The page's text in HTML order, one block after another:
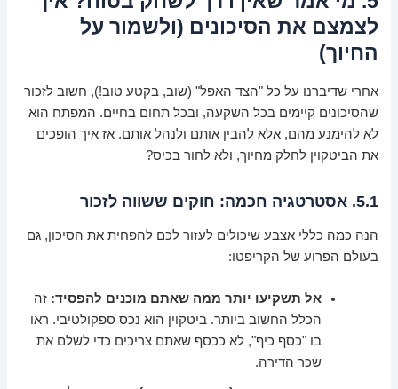
לצמצם את הסיכונים (ולשמור על
החיוך)
אחרי שדיברנו על כל "הצד האפל" (שוב, בקטע טוב!), חשוב לזכור
שהסיכונים קיימים בכל השקעה, ובכל תחום בחיים. המפתח הוא
לא להימנע מהם, אלא להבין אותם ולנהל אותם. אז איך הופכים
את הביטקוין לחלק מחיוך, ולא לחור בכיס?
5.1. אסטרטגיה חכמה: חוקים ששווה לזכור
הנה כמה כללי אצבע שיכולים לעזור לכם להפחית את הסיכון, גם
בעולם הפרוע של הקריפטו:
אל תשקיעו יותר ממה שאתם מוכנים להפסיד: זה
הכלל החשוב ביותר. ביטקוין הוא נכס ספקולטיבי. ראו
בו "כסף כיף", לא ככסף שאתם צריכים כדי לשלם את
שכר הדירה.